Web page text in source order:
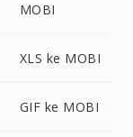
MOBI
XLS ke MOBI
GIF ke MOBI